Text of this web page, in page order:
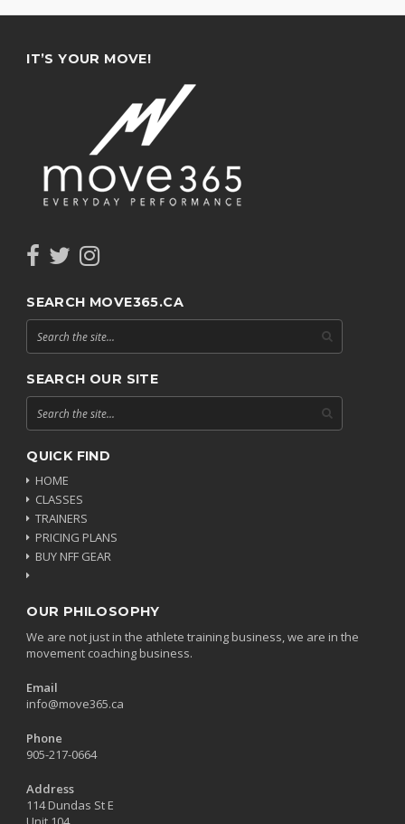
IT’S YOUR MOVE!
SEARCH MOVE365.CA
SEARCH OUR SITE
QUICK FIND
HOME
CLASSES
TRAINERS
PRICING PLANS
BUY NFF GEAR
OUR PHILOSOPHY
We are not just in the athlete training business, we are in the
movement coaching business.
Email
info@move365.ca
Phone
905-217-0664
Address
114 Dundas St E